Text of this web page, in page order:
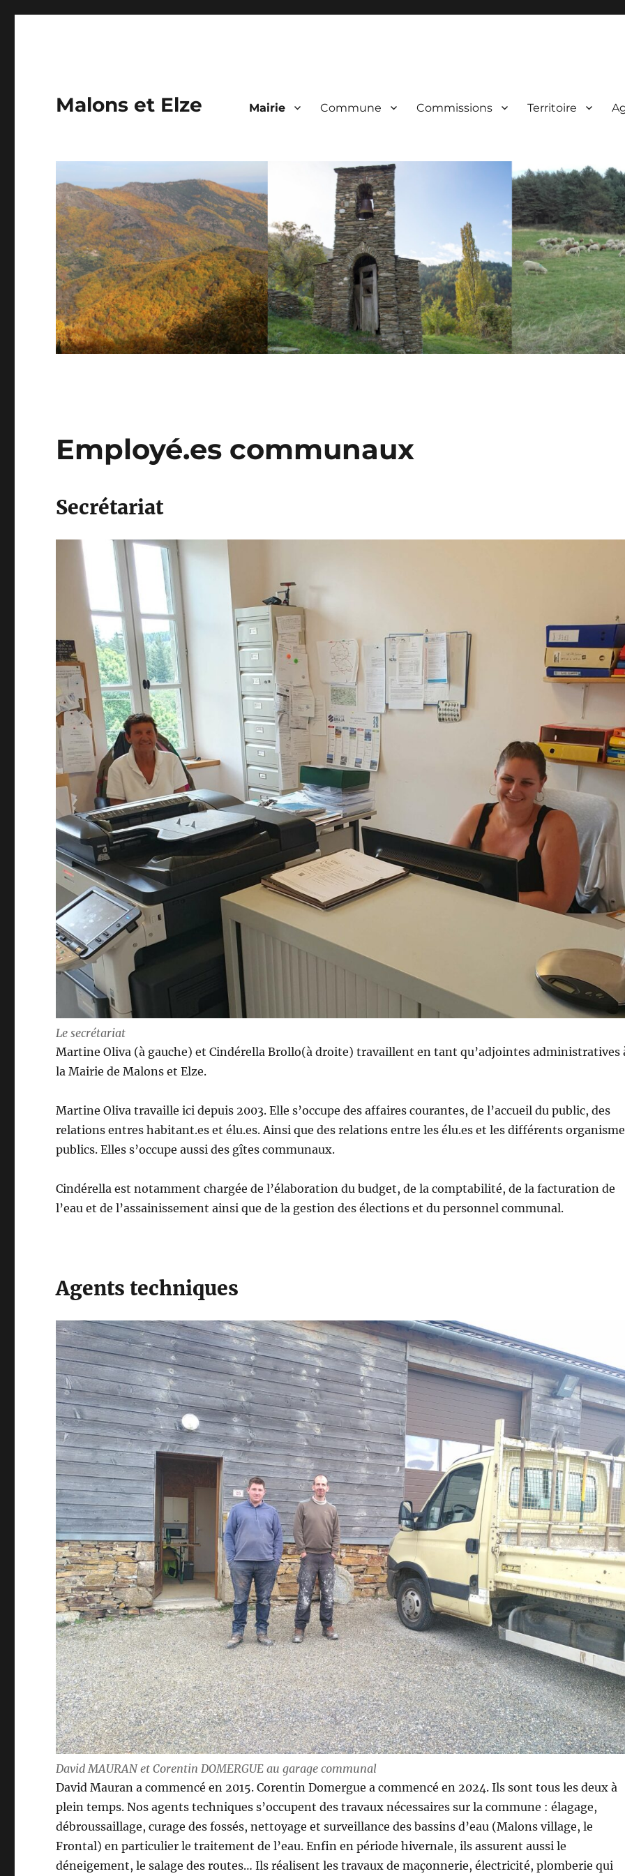
Malons et Elze Mairie Commune Commissions Territoire
Employé.es communaux
Secrétariat
Le secrétariat
Martine Oliva (à gauche) et Cindérella Brollo(à droite) travaillent en tant qu’adjointes administratives
la Mairie de Malons et Elze.
Martine Oliva travaille ici depuis 2003. Elle s’occupe des affaires courantes, de l’accueil du public, des
relations entres habitant.es et élu.es. Ainsi que des relations entre les élu.es et les différents
publics. Elles s’occupe aussi des gîtes communaux.
Cindérella est notamment chargée de l’élaboration du budget, de la comptabilité, de la facturation de
l’eau et de l’assainissement ainsi que de la gestion des élections et du personnel communal.
Agents techniques
David MAURAN et Corentin DOMERGUE au garage communal
David Mauran a commencé en 2015. Corentin Domergue a commencé en 2024. Ils sont tous les deux à
plein temps. Nos agents techniques s’occupent des travaux nécessaires sur la commune : élagage,
débroussaillage, curage des fossés, nettoyage et surveillance des bassins d’eau (Malons village, le
Frontal) en particulier le traitement de l’eau. Enfin en période hivernale, ils assurent aussi le
déneigement, le salage des routes… Ils réalisent les travaux de maçonnerie, électricité, plomberie qui